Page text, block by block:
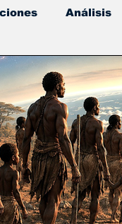
Análisis
Psicología y Salud